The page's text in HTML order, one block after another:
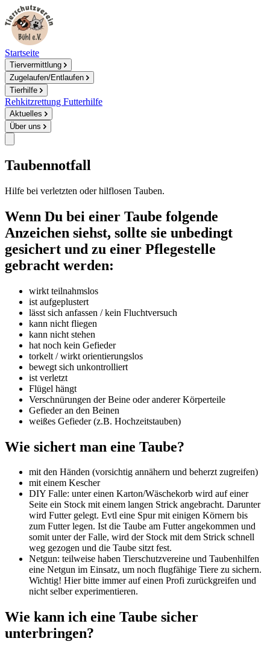
Startseite
Tiervermittlung
Zugelaufen/Entlaufen
Tierhilfe
Rehkitzrettung Futterhilfe
Aktuelles
Über uns
Taubennotfall
Hilfe bei verletzten oder hilflosen Tauben.
Wenn Du bei einer Taube folgende
Anzeichen siehst, sollte sie unbedingt
gesichert und zu einer Pflegestelle
gebracht werden:
wirkt teilnahmslos
ist aufgeplustert
lässt sich anfassen / kein Fluchtversuch
kann nicht fliegen
kann nicht stehen
hat noch kein Gefieder
torkelt / wirkt orientierungslos
bewegt sich unkontrolliert
ist verletzt
Flügel hängt
Verschnürungen der Beine oder anderer Körperteile
Gefieder an den Beinen
weißes Gefieder (z.B. Hochzeitstauben)
Wie sichert man eine Taube?
mit den Händen (vorsichtig annähern und beherzt zugreifen)
mit einem Kescher
DIY Falle: unter einen Karton/Wäschekorb wird auf einer
Seite ein Stock mit einem langen Strick angebracht. Darunter
wird Futter gelegt. Evtl eine Spur mit einigen Körnern bis
zum Futter legen. Ist die Taube am Futter angekommen und
somit unter der Falle, wird der Stock mit dem Strick schnell
weg gezogen und die Taube sitzt fest.
Netgun: teilweise haben Tierschutzvereine und Taubenhilfen
eine Netgun im Einsatz, um noch flugfähige Tiere zu sichern.
Wichtig! Hier bitte immer auf einen Profi zurückgreifen und
nicht selber experimentieren.
Wie kann ich eine Taube sicher
unterbringen?